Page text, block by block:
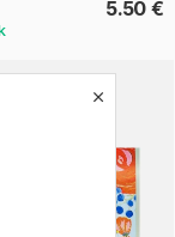
5.50 €